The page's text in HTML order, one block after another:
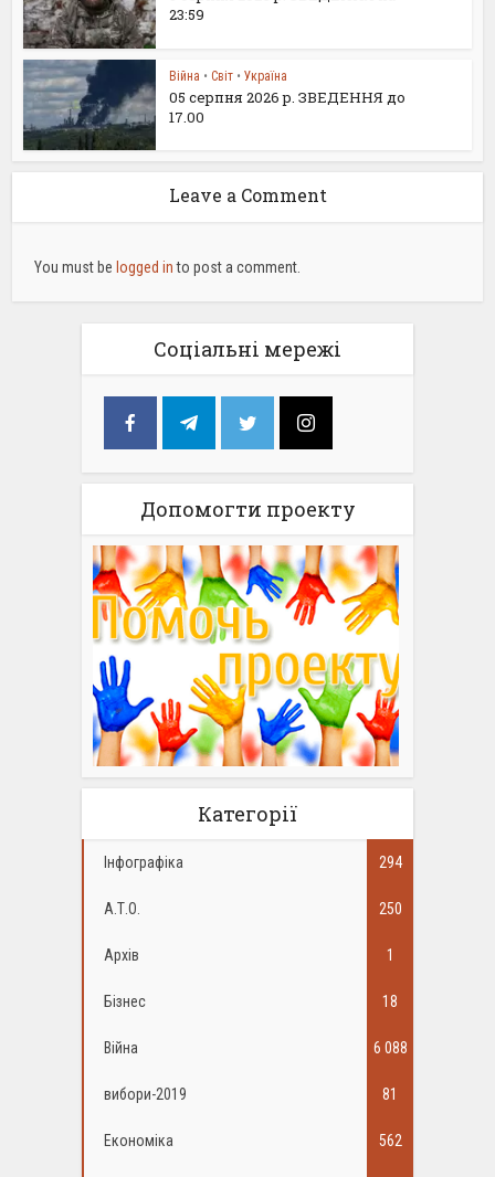
23:59
Війна • Світ • Україна
05 серпня 2026 р. ЗВЕДЕННЯ до
17.00
Leave a Comment
You must be logged into post a comment.
Соціальні мережі
Допомогти проекту
Категорії
Інфографіка 294
А.Т.О. 250
Архів 1
Бізнес 18
Війна 6 088
вибори-2019 81
Економіка 562